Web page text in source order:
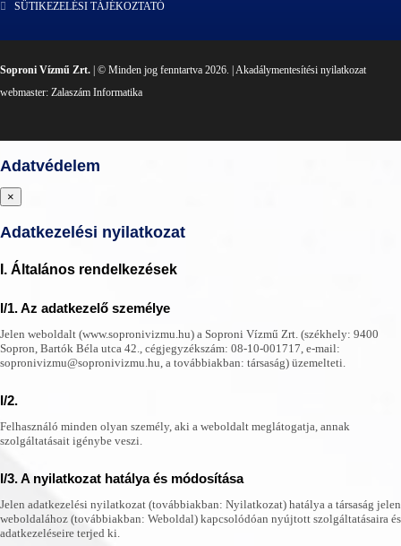
SÜTIKEZELÉSI TÁJÉKOZTATÓ
Soproni Vízmű Zrt. | © Minden jog fenntartva 2026. | Akadálymentesítési nyilatkozat
webmaster: Zalaszám Informatika
Adatvédelem
×
Adatkezelési nyilatkozat
I. Általános rendelkezések
I/1. Az adatkezelő személye
Jelen weboldalt (www.sopronivizmu.hu) a Soproni Vízmű Zrt. (székhely: 9400
Sopron, Bartók Béla utca 42., cégjegyzékszám: 08-10-001717, e-mail:
sopronivizmu@sopronivizmu.hu, a továbbiakban: társaság) üzemelteti.
I/2.
Felhasználó minden olyan személy, aki a weboldalt meglátogatja, annak
szolgáltatásait igénybe veszi.
I/3. A nyilatkozat hatálya és módosítása
Jelen adatkezelési nyilatkozat (továbbiakban: Nyilatkozat) hatálya a társaság jelen
weboldalához (továbbiakban: Weboldal) kapcsolódóan nyújtott szolgáltatásaira és
adatkezeléseire terjed ki.